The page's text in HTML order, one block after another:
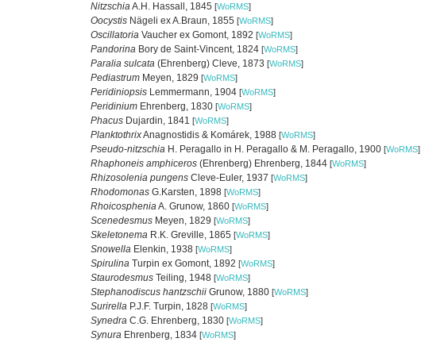
NitzschiaA.H. Hassall, 1845 [WoRMS]
Oocystis Nägeli ex A.Braun, 1855 [WoRMS]
Oscillatoria Vaucher ex Gomont, 1892 [WoRMS]
Pandorina Bory de Saint-Vincent, 1824 [WoRMS]
Paralia sulcata (Ehrenberg) Cleve, 1873 [WoRMS]
Pediastrum Meyen, 1829 [WoRMS]
Peridiniopsis Lemmermann, 1904 [WoRMS]
Peridinium Ehrenberg, 1830 [WoRMS]
Phacus Dujardin, 1841 [WoRMS]
PlanktothrixAnagnostidis & Komárek, 1988 [WoRMS]
Pseudo-nitzschia H. Peragallo in H. Peragallo & M. Peragallo, 1900 [WoRMS]
Rhaphoneis amphiceros (Ehrenberg) Ehrenberg, 1844 [WoRMS]
Rhizosolenia pungens Cleve-Euler, 1937 [WoRMS]
Rhodomonas G.Karsten, 1898 [WoRMS]
RhoicospheniaA. Grunow, 1860 [WoRMS]
Scenedesmus Meyen, 1829 [WoRMS]
Skeletonema R.K. Greville, 1865 [WoRMS]
Snowella Elenkin, 1938 [WoRMS]
Spirulina Turpin ex Gomont, 1892 [WoRMS]
Staurodesmus Teiling, 1948 [WoRMS]
Stephanodiscus hantzschii Grunow, 1880 [WoRMS]
Surirella P.J.F. Turpin, 1828 [WoRMS]
Synedra C.G. Ehrenberg, 1830 [WoRMS]
Synura Ehrenberg, 1834 [WoRMS]